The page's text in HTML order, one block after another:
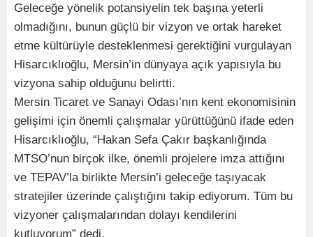
Geleceğe yönelik potansiyelin tek başına yeterli
olmadığını, bunun güçlü bir vizyon ve ortak hareket
etme kültürüyle desteklenmesi gerektiğini vurgulayan
Hisarcıklıoğlu, Mersin’in dünyaya açık yapısıyla bu
vizyona sahip olduğunu belirtti.
Mersin Ticaret ve Sanayi Odası’nın kent ekonomisinin
gelişimi için önemli çalışmalar yürüttüğünü ifade eden
Hisarcıklıoğlu, “Hakan Sefa Çakır başkanlığında
MTSO’nun birçok ilke, önemli projelere imza attığını
ve TEPAV’la birlikte Mersin’i geleceğe taşıyacak
stratejiler üzerinde çalıştığını takip ediyorum. Tüm bu
vizyoner çalışmalarından dolayı kendilerini
kutluyorum” dedi.